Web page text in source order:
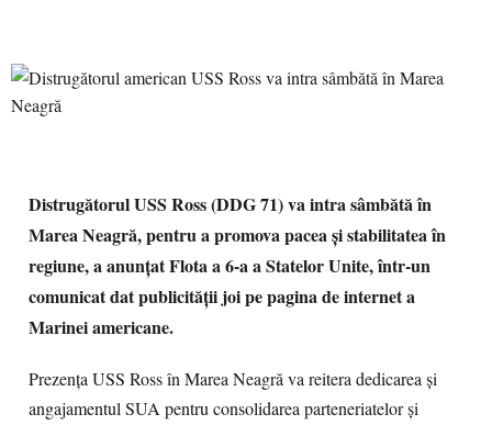
Distrugătorul USS Ross (DDG 71) va intra sâmbătă în
Marea Neagră, pentru a promova pacea și stabilitatea în
regiune, a anunțat Flota a 6-a a Statelor Unite, într-un
comunicat dat publicității joi pe pagina de internet a
Marinei americane.
Prezența USS Ross în Marea Neagră va reitera dedicarea și
angajamentul SUA pentru consolidarea parteneriatelor și